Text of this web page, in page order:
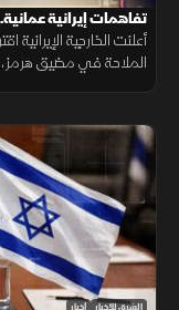
تفاهمات إيرانية
أعلنت الخارجية
الملاحة في مضيق